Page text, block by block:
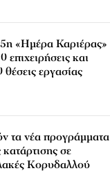
«Ημέρα Καριέρας»
και
εργασίας
τα νέα προγράμματα
σε
Κορυδαλλού